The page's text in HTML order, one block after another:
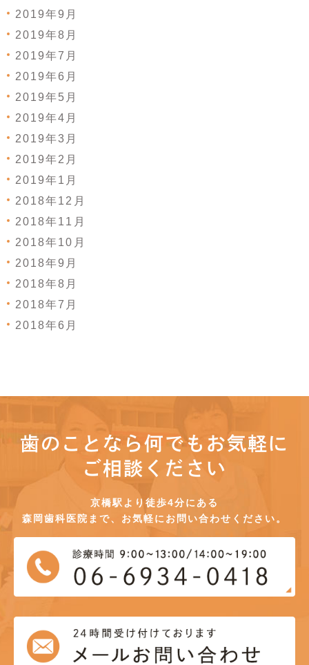
2019年9月
2019年8月
2019年7月
2019年6月
2019年5月
2019年4月
2019年3月
2019年2月
2019年1月
2018年12月
2018年11月
2018年10月
2018年9月
2018年8月
2018年7月
2018年6月
歯のことなら何でもお気軽に
ご相談ください
京橋駅より徒歩4分にある
森岡歯科医院まで、お気軽にお問い合わせください。